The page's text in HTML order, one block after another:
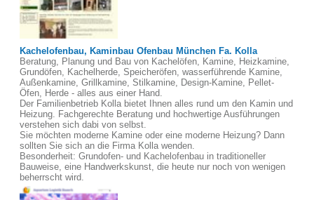
Kachelofenbau, Kaminbau Ofenbau München Fa. Kolla
Beratung, Planung und Bau von Kachelöfen, Kamine, Heizkamine,
Grundöfen, Kachelherde, Speicheröfen, wasserführende Kamine,
Außenkamine, Grillkamine, Stilkamine, Design-Kamine, Pellet-
Öfen, Herde - alles aus einer Hand.
Der Familienbetrieb Kolla bietet Ihnen alles rund um den Kamin und
Heizung. Fachgerechte Beratung und hochwertige Ausführungen
verstehen sich dabi von selbst.
Sie möchten moderne Kamine oder eine moderne Heizung? Dann
sollten Sie sich an die Firma Kolla wenden.
Besonderheit: Grundofen- und Kachelofenbau in traditioneller
Bauweise, eine Handwerkskunst, die heute nur noch von wenigen
beherrscht wird.